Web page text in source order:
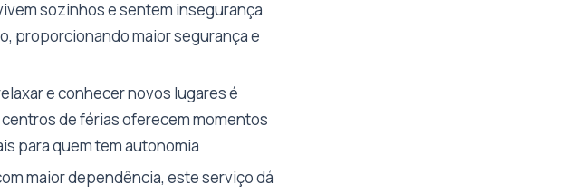
sozinhos e sentem insegurança
proporcionando maior segurança e
e conhecer novos lugares é
de férias oferecem momentos
para quem tem autonomia
maior dependência, este serviço dá